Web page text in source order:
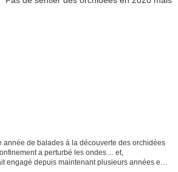
année de balades à la découverte des orchidées
a perturbé les ondes ... et,
engagé depuis maintenant plusieurs années en